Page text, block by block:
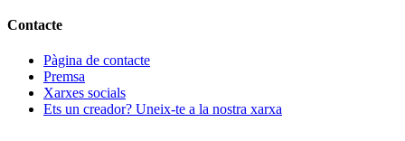
Contacte
Pàgina de contacte
Premsa
Xarxes socials
Ets un creador? Uneix-te a la nostra xarxa